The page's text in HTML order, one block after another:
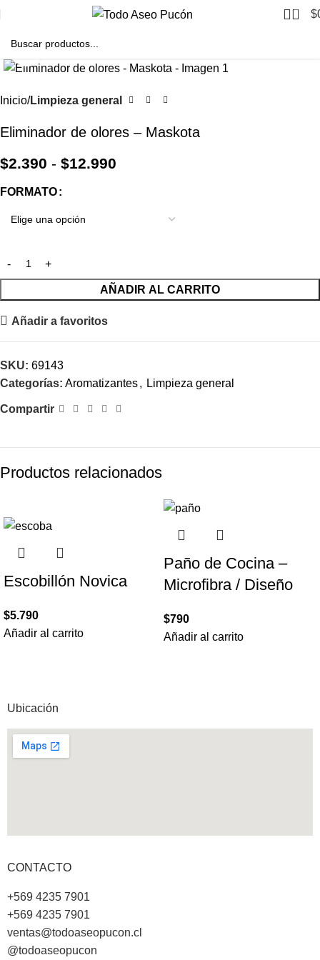
0 $
Clic para agrandar
Inicio Limpieza general
Eliminador de olores – Maskota
$2.390 - $12.990
FORMATO
AÑADIR AL CARRITO
Añadir a favoritos
SKU: 69143
Categorías: Aromatizantes, Limpieza general
Compartir
Productos relacionados
Escobillón Novica
$5.790
Añadir al carrito
Paño de Cocina –
Microfibra / Diseño
$790
Añadir al carrito
Ubicación
CONTACTO
+569 4235 7901
+569 4235 7901
ventas@todoaseopucon.cl
@todoaseopucon